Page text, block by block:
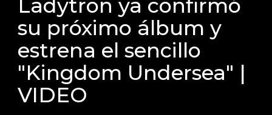
Ladytron ya confirmó
su próximo álbum y
estrena el sencillo
"Kingdom Undersea" |
VIDEO